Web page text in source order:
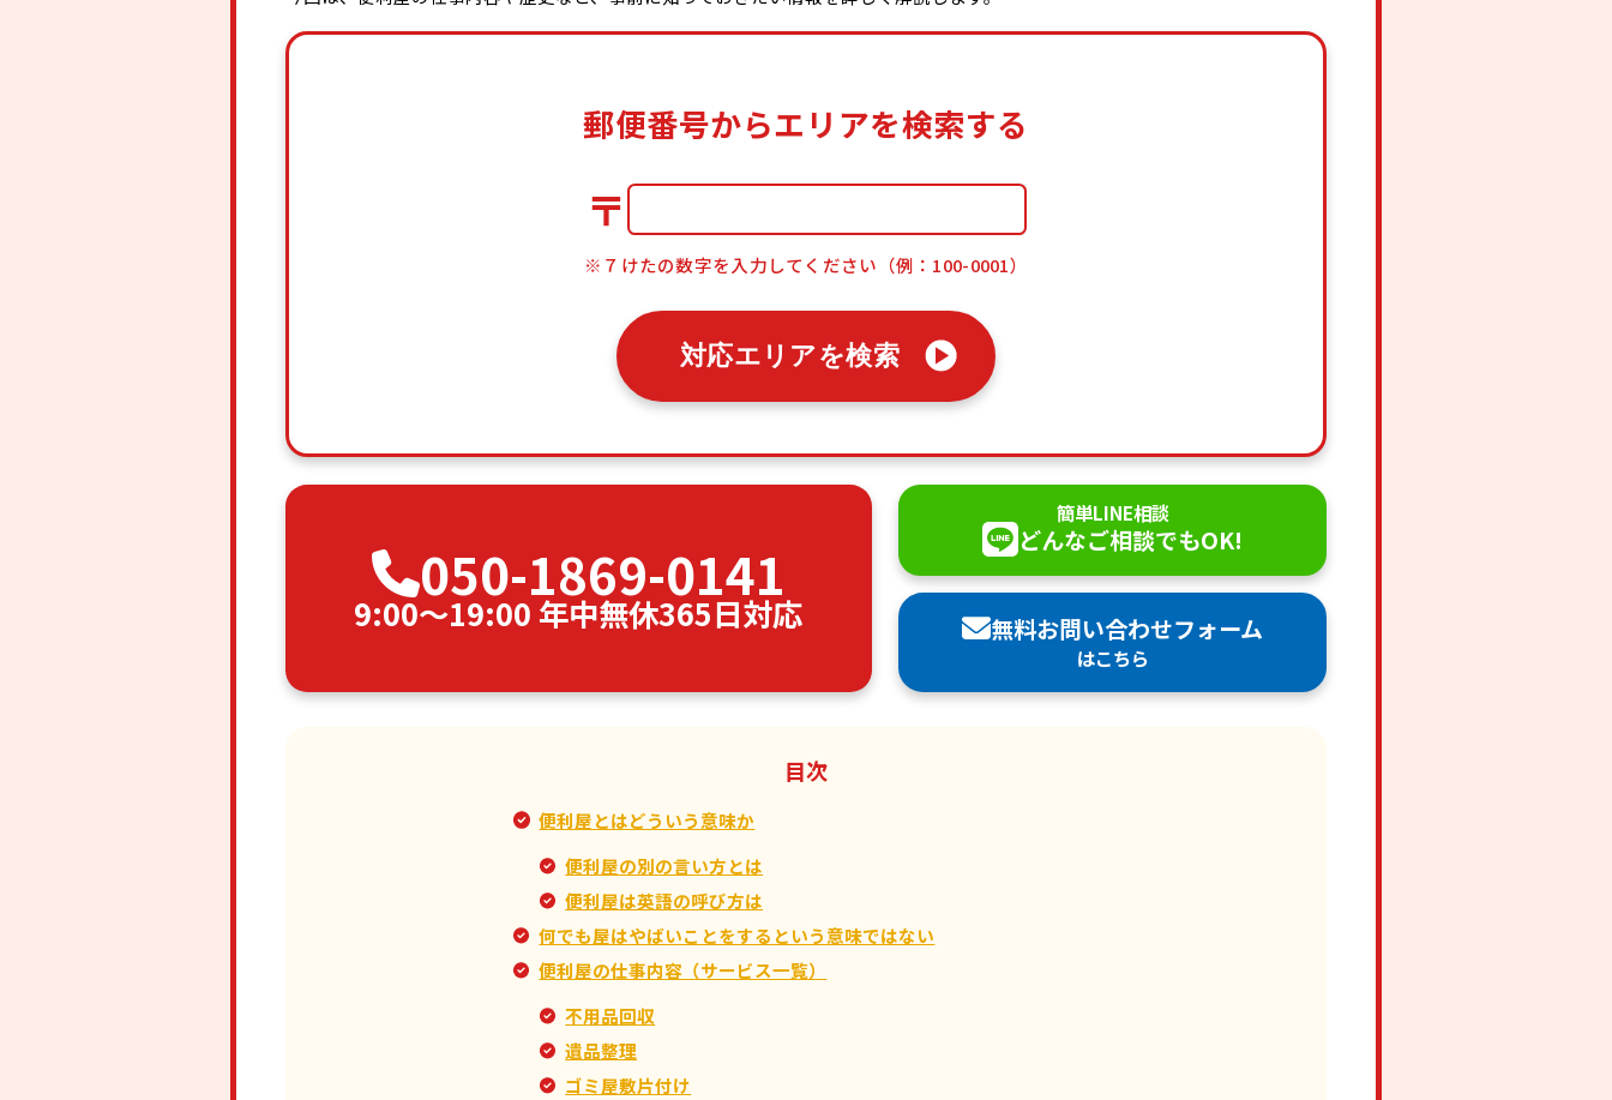
郵便番号からエリアを検索する
〒
※７けたの数字を入力してください（例：100-0001）
対応エリアを検索
050-1869-0141
9:00〜19:00 年中無休365日対応
簡単LINE相談
どんなご相談でもOK!
無料お問い合わせフォーム
はこちら
目次
便利屋とはどういう意味か
便利屋の別の言い方とは
便利屋は英語の呼び方は
何でも屋はやばいことをするという意味ではない
便利屋の仕事内容（サービス一覧）
不用品回収
遺品整理
ゴミ屋敷片付け